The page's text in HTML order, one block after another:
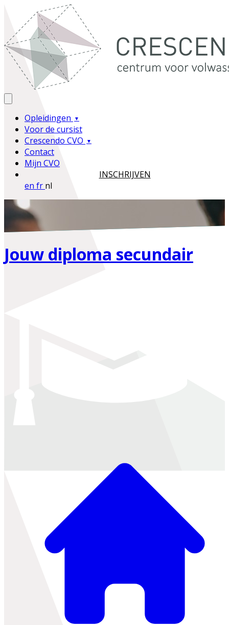
Opleidingen
Voor de cursist
Crescendo CVO
Contact
Mijn CVO
INSCHRIJVEN
en fr nl
Jouw diploma secundair